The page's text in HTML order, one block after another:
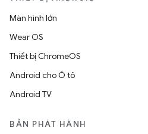
Màn hình lớn
Wear OS
Thiết bị ChromeOS
Android cho Ô tô
Android TV
BẢN PHÁT HÀNH